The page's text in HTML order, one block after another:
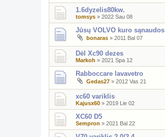
1.6dyzelis80kw.
tomsys » 2022 Sau 08
Jūsų VOLVO kuro sąnaudos
bonaras » 2011 Bal 07
Dėl Xc90 dezes
Markoh » 2021 Spa 12
Rabboccare lavavetro
Gedas27 » 2012 Vas 21
xc60 variklis
Kajusx60 » 2019 Lie 02
XC60 D5
Sempron » 2021 Bal 22